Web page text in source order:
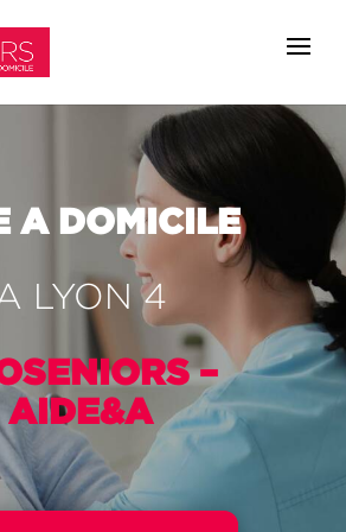
A DOMICILE
LYON 4
–
AIDE&A